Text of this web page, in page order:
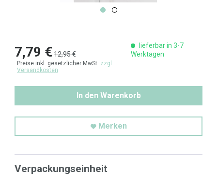
7,79 €12,95 €
Preise inkl. gesetzlicher MwSt. zzgl.
Versandkosten
lieferbar in 3-7
Werktagen
In den Warenkorb
Merken
Verpackungseinheit